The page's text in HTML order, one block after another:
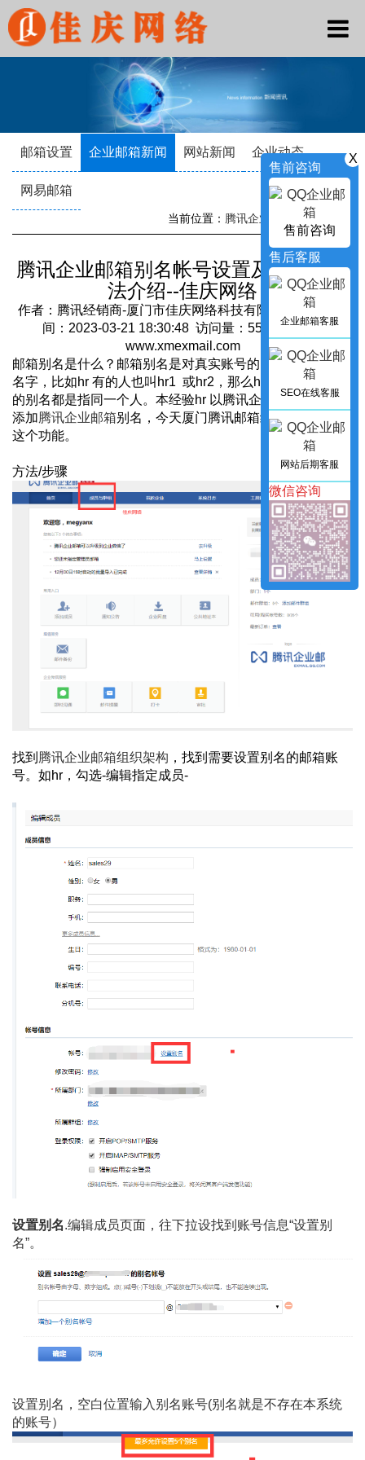
邮箱设置 企业邮箱新闻 网站新闻 企业动态
网易邮箱
当前位置： 腾讯企业邮箱 ->新闻资讯
腾讯企业邮箱别名帐号设置及其使用方
法介绍--佳庆网络
作者：腾讯经销商-厦门市佳庆网络科技有限公司 发布时
间：2023-03-21 18:30:48 访问量：5513 来源：
www.xmexmail.com
邮箱别名是什么？邮箱别名是对真实账号的另外一个虚拟的
名字，比如hr 有的人也叫hr1 或hr2，那么hr2，hr1就是 hr
的别名都是指同一个人。本经验hr 以腾讯企业邮为例如何，
添加腾讯企业邮箱别名，今天厦门腾讯邮箱经销商带您使用
这个功能。
方法/步骤
找到 腾讯企业邮箱组织架构 ，找到需要设置别名的邮箱账
号。如hr，勾选-编辑指定成员-
设置别名.编辑成员页面，往下拉设找到账号信息“设置别
名”。
设置别名，空白位置输入别名账号(别名就是不存在本系统
的账号）
X
售前咨询
售前咨询
售后客服
企业邮箱客服
SEO在线客服
网站后期客服
微信咨询